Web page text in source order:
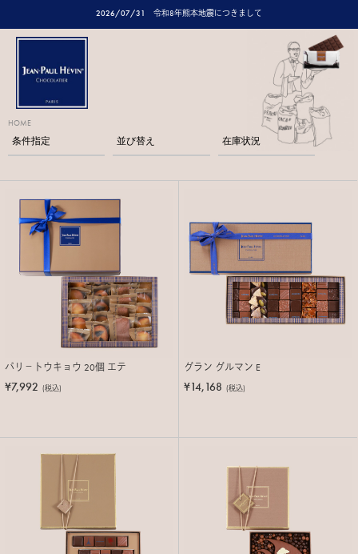
2026/07/31 令和8年熊本地震につきまして
HOME
条件指定 並び替え 在庫状況
パリ－トウキョウ 20個 エテ
¥7,992 (税込)
グラン グルマン E
¥14,168 (税込)